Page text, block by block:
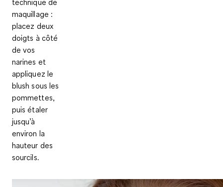
maquillage :
placez deux
doigts à côté
de vos
narines et
appliquez le
blush sous les
pommettes,
puis étaler
jusqu’à
environ la
hauteur des
sourcils.